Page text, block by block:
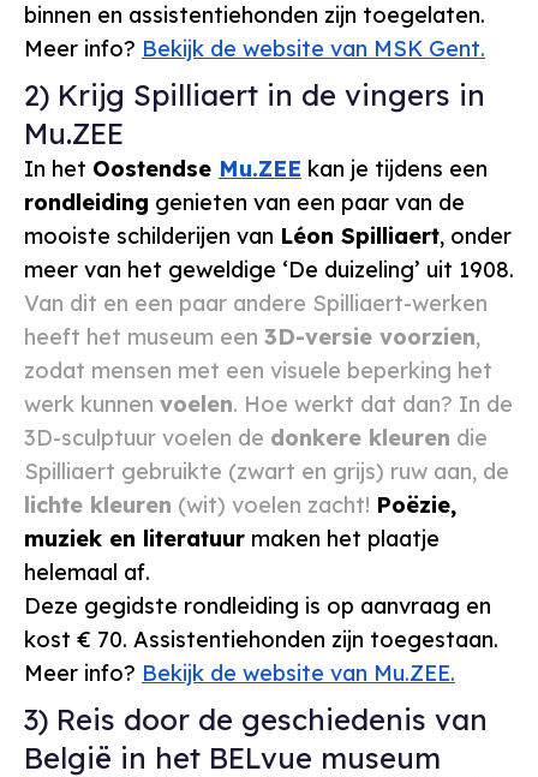
binnen en assistentiehonden zijn toegelaten.
Meer info? Bekijk de website van MSK Gent.
2) Krijg Spilliaert in de vingers in
Mu.ZEE
In het Oostendse Mu.ZEE kan je tijdens een
rondleiding genieten van een paar van de
mooiste schilderijen van Léon Spilliaert, onder
meer van het geweldige ‘De duizeling’ uit 1908.
Van dit en een paar andere Spilliaert-werken
heeft het museum een 3D-versie voorzien,
zodat mensen met een visuele beperking het
werk kunnen voelen. Hoe werkt dat dan? In de
3D-sculptuur voelen de donkere kleuren die
Spilliaert gebruikte (zwart en grijs) ruw aan, de
lichte kleuren (wit) voelen zacht! Poëzie,
muziek en literatuur maken het plaatje
helemaal af.
Deze gegidste rondleiding is op aanvraag en
kost € 70. Assistentiehonden zijn toegestaan.
Meer info? Bekijk de website van Mu.ZEE.
3) Reis door de geschiedenis van
België in het BELvue museum